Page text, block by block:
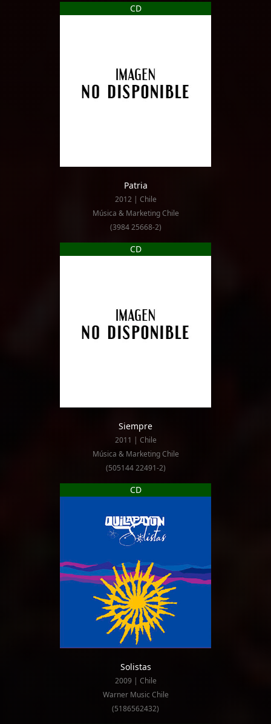
CD
Patria
2012 | Chile
Música & Marketing Chile
(3984 25668-2)
CD
Siempre
2011 | Chile
Música & Marketing Chile
(505144 22491-2)
CD
Solistas
2009 | Chile
Warner Music Chile
(5186562432)